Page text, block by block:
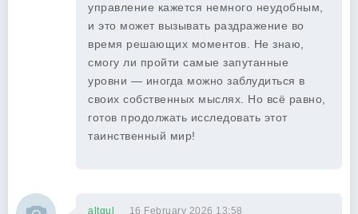
управление кажется немного неудобным,
и это может вызывать раздражение во
время решающих моментов. Не знаю,
смогу ли пройти самые запутанные
уровни — иногда можно заблудиться в
своих собственных мыслях. Но всё равно,
готов продолжать исследовать этот
таинственный мир!
altgul 16 February 2026 13:58